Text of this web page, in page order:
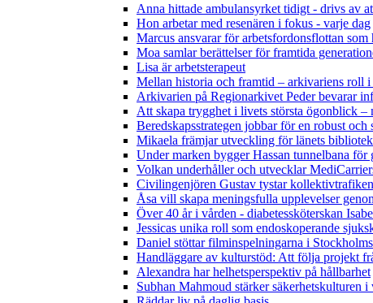
Anna hittade ambulansyrket tidigt - drivs av
Hon arbetar med resenären i fokus - varje dag
Marcus ansvarar för arbetsfordonsflottan
Moa samlar berättelser för framtida
Lisa är arbetsterapeut
Mellan historia och framtid – arkivariens roll
Arkivarien på Regionarkivet Peder bevarar
Att skapa trygghet i livets största ögonblick
Beredskapsstrategen jobbar för en robust och
Mikaela främjar utveckling för länets
Under marken bygger Hassan tunnelbana för
Volkan underhåller och utvecklar
Civilingenjören Gustav tystar
Åsa vill skapa meningsfulla upplevelser
Över 40 år i vården - diabetessköterskan
Jessicas unika roll som endoskoperande
Daniel stöttar filminspelningarna i
Handläggare av kulturstöd: Att följa projekt
Alexandra har helhetsperspektiv på hållbarhet
Subhan Mahmoud stärker säkerhetskulturen i